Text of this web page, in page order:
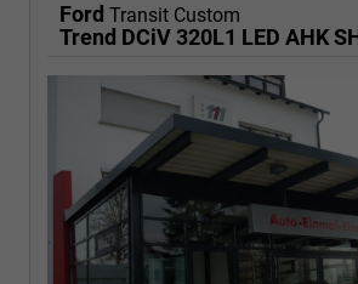
Ford Transit Custom
Trend DCiV 320L1 LED AHK